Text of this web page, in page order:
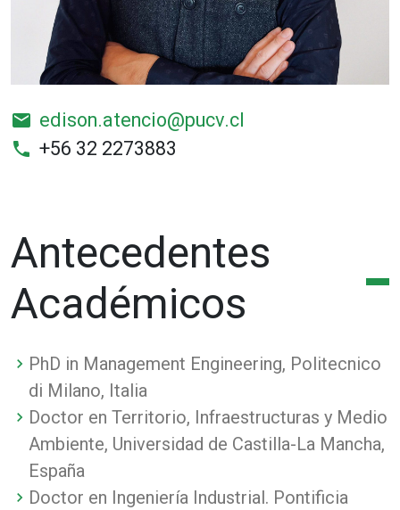
Antecedentes
Académicos
PhD in Management Engineering, Politecnico
di Milano, Italia
Doctor en Territorio, Infraestructuras y Medio
Ambiente, Universidad de Castilla-La Mancha,
España
Doctor en Ingeniería Industrial. Pontificia
email edison.atencio@pucv.cl
phone +56 32 2273883